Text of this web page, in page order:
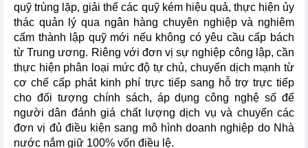
quỹ trùng lặp, giải thể các quỹ kém hiệu quả, thực hiện ủy
thác quản lý qua ngân hàng chuyên nghiệp và nghiêm
cấm thành lập quỹ mới nếu không có yêu cầu cấp bách
từ Trung ương. Riêng với đơn vị sự nghiệp công lập, cần
thực hiện phân loại mức độ tự chủ, chuyển dịch mạnh từ
cơ chế cấp phát kinh phí trực tiếp sang hỗ trợ trực tiếp
cho đối tượng chính sách, áp dụng công nghệ số để
người dân đánh giá chất lượng dịch vụ và chuyển các
đơn vị đủ điều kiện sang mô hình doanh nghiệp do Nhà
nước nắm giữ 100% vốn điều lệ.